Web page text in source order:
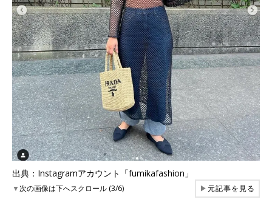
出典：Instagramアカウント「fumikafashion」
▼次の画像は下へスクロール (3/6) ▶元記事を見る